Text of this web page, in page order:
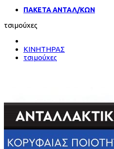
ΠΑΚΕΤΑ ΑΝΤΑΛ/ΚΩΝ
τσιμούχες
ΚΙΝΗΤΗΡΑΣ
τσιμούχες